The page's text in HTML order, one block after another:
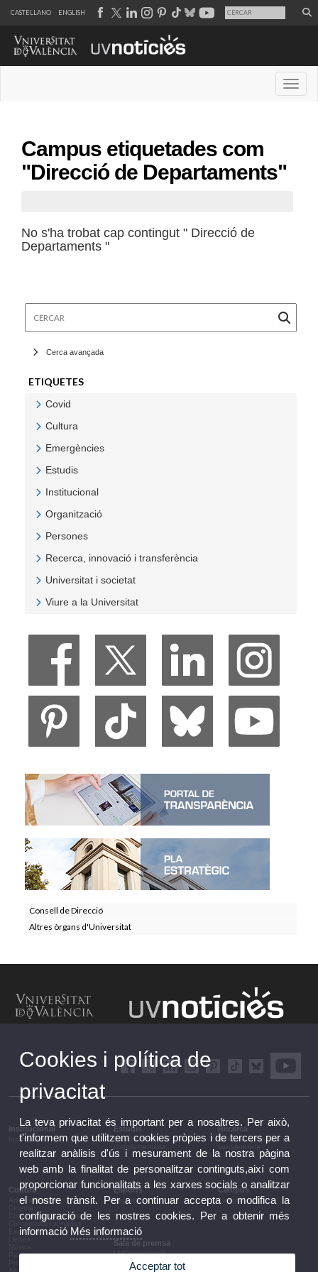
CASTELLANO ENGLISH
Campus etiquetades com
"Direcció de Departaments"
No s'ha trobat cap contingut " Direcció de
Departaments "
Cerca avançada
ETIQUETES
Covid
Cultura
Emergències
Estudis
Institucional
Organització
Persones
Recerca, innovació i transferència
Universitat i societat
Viure a la Universitat
Consell de Direcció
Altres òrgans d'Universitat
Institucional
Institucional
Estudis
Estudis i formació
Recerca
Recerca, innovació i
Cultura
Arts escèniques
Conferències i debats
Congressos i jornades
Exposicions
Patrimoni
Esports
Esports
Campus
Campus
Sala de premsa
UVComunicació
Notes de premsa
Agenda de govern
Cookies i política de
privacitat
La teva privacitat és important per a nosaltres. Per això,
t'informem que utilitzem cookies pròpies i de tercers per a
realitzar anàlisis d'ús i mesurament de la nostra pàgina
web amb la finalitat de personalitzar continguts,així com
proporcionar funcionalitats a les xarxes socials o analitzar
el nostre trànsit. Per a continuar accepta o modifica la
configuració de les nostres cookies. Per a obtenir més
informació Més informació
Acceptar tot